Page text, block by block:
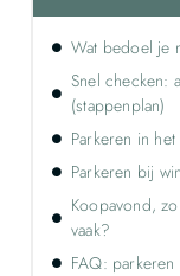
Wat bedoel je
Snel checken:
(stappenplan)
Parkeren in
Parkeren bij
Koopavond,
vaak?
FAQ: